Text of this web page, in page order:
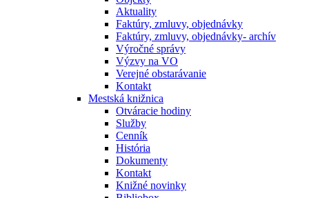
Aktuality
Faktúry, zmluvy, objednávky
Faktúry, zmluvy, objednávky- archív
Výročné správy
Výzvy na VO
Verejné obstarávanie
Kontakt
Mestská knižnica
Otváracie hodiny
Služby
Cenník
História
Dokumenty
Kontakt
Knižné novinky